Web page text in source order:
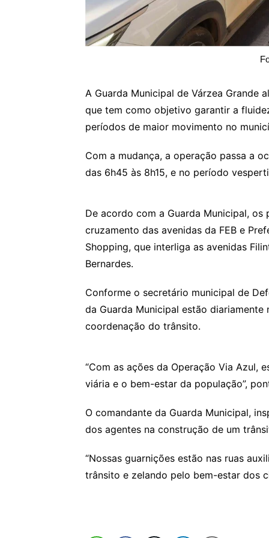
A Guarda Municipal de Várzea Grande
que tem como objetivo garantir a
períodos de maior movimento no
Com a mudança, a operação passa a
das 6h45 às 8h15, e no período
De acordo com a Guarda Municipal,
cruzamento das avenidas da FEB e
Shopping, que interliga as avenidas
Bernardes.
Conforme o secretário municipal de
da Guarda Municipal estão
coordenação do trânsito.
“Com as ações da Operação Via Azul,
viária e o bem-estar da população”,
O comandante da Guarda Municipal,
dos agentes na construção de um
“Nossas guarnições estão nas ruas
trânsito e zelando pelo bem-estar dos